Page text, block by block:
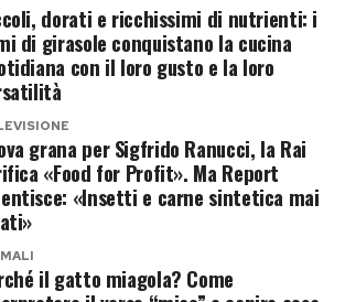
entrare insieme,
partecipazione in un racconto
di un ingresso in solitaria, mentre
a esserci l’opzione più
no e tutti a casa, ma senza
dorati e ricchissimi di nutrienti: i
di girasole conquistano la cucina
con il loro gusto e la loro
grana per Sigfrido Ranucci, la Rai
«Food for Profit». Ma Report
«Insetti e carne sintetica mai
il gatto miagola? Come